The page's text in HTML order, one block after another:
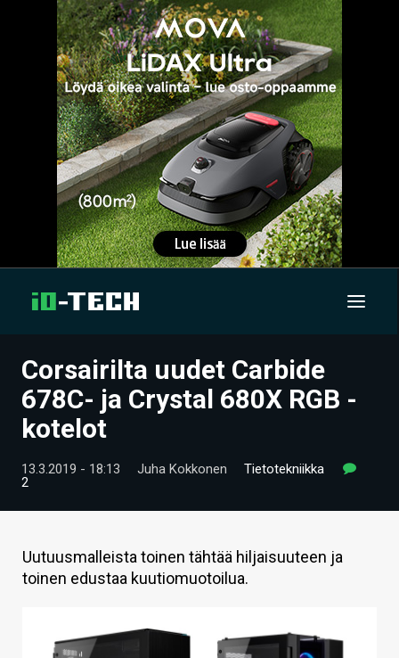
UUTISET
ARTIKKELIT
VIDEOT
HINTA.FI
VAIHDA TEEMA
Corsairilta uudet Carbide
678C- ja Crystal 680X RGB -
kotelot
13.3.2019 - 18:13 Juha Kokkonen
Tietotekniikka
2
Uutuusmalleista toinen tähtää hiljaisuuteen ja
toinen edustaa kuutiomuotoilua.